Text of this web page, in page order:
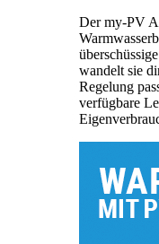
Der my-PV
wandelt sie
Regelung
verfügbare